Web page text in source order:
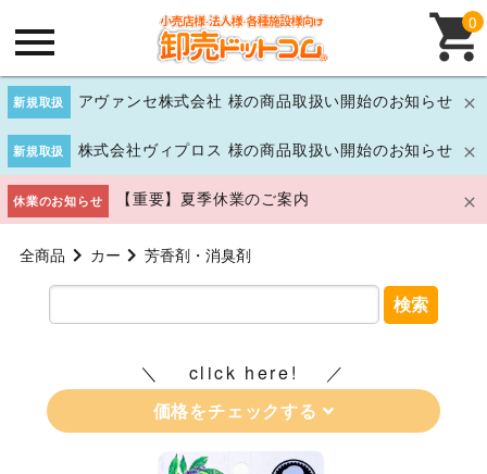
新規取扱 アヴァンセ株式会社 様の商品取扱い開始のお知らせ
新規取扱 株式会社ヴィプロス 様の商品取扱い開始のお知らせ
休業のお知らせ 【重要】夏季休業のご案内
0
全商品 カー 芳香剤・消臭剤
検索
click here!
価格をチェックする